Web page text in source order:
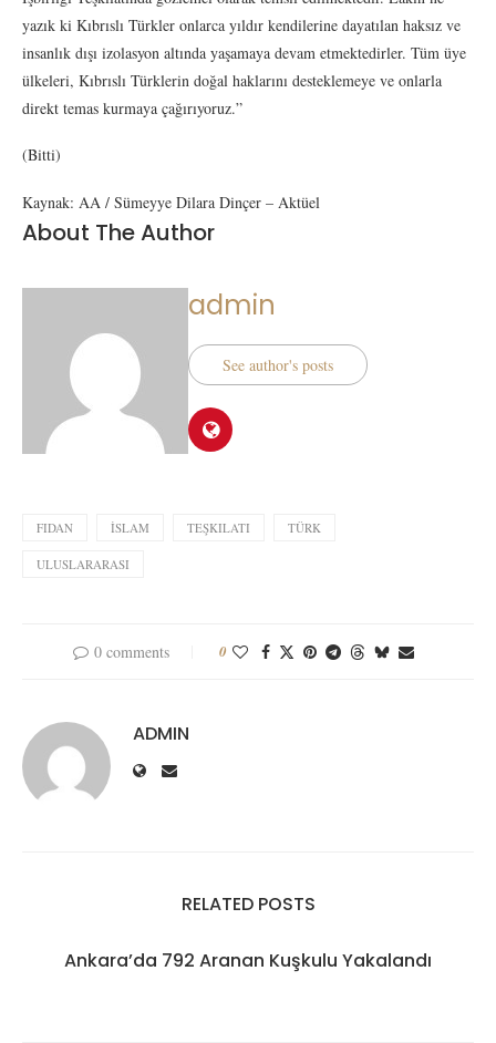
yazık ki Kıbrıslı Türkler onlarca yıldır kendilerine dayatılan haksız ve
insanlık dışı izolasyon altında yaşamaya devam etmektedirler. Tüm üye
ülkeleri, Kıbrıslı Türklerin doğal haklarını desteklemeye ve onlarla
direkt temas kurmaya çağırıyoruz.”
(Bitti)
Kaynak: AA / Sümeyye Dilara Dinçer – Aktüel
About The Author
admin
See author's posts
FIDAN İSLAM TEŞKILATI TÜRK
ULUSLARARASI
0 comments 0
ADMIN
RELATED POSTS
Ankara’da 792 Aranan Kuşkulu Yakalandı